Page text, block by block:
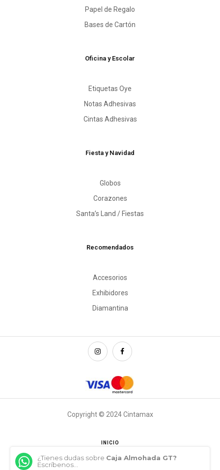
Papel de Regalo
Bases de Cartón
Oficina y Escolar
Etiquetas Oye
Notas Adhesivas
Cintas Adhesivas
Fiesta y Navidad
Globos
Corazones
Santa’s Land / Fiestas
Recomendados
Accesorios
Exhibidores
Diamantina
Copyright © 2024 Cintamax
INICIO
¿Tienes dudas sobre Caja Almohada GT?
Escríbenos...